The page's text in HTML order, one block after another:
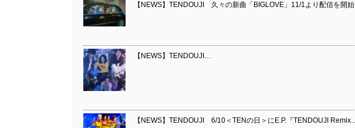
【NEWS】TENDOUJI 久々の新曲「BIGLOVE」11/1より配信を開始
【NEWS】TENDOUJI…
【NEWS】TENDOUJI 6/10＜TENの日＞にE.P.『TENDOUJI Remix…